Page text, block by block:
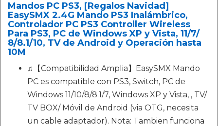
Mandos PC PS3, [Regalos Navidad]
EasySMX 2.4G Mando PS3 Inalámbrico,
Controlador PC PS3 Controller Wireless
Para PS3, PC de Windows XP y Vista, 11/7/
8/8.1/10, TV de Android y Operación hasta
10M
♫【Compatibilidad Amplia】EasySMX Mando
PC es compatible con PS3, Switch, PC de
Windows 11/10/8/8.1/7, Windows XP y Vista, , TV/
TV BOX/ Móvil de Android (via OTG, necesita
un cable adaptador). Nota: Tambien funciona